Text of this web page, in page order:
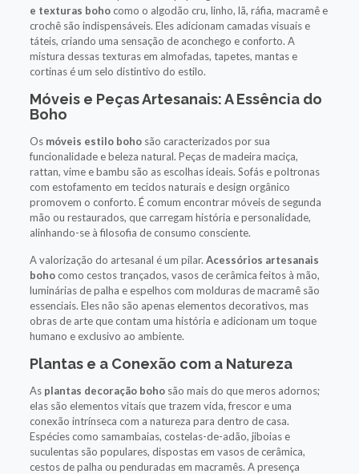
e texturas bohocomo o algodão cru, linho, lã, ráfia, macramê e
crochê são indispensáveis. Eles adicionam camadas visuais e
táteis, criando uma sensação de aconchego e conforto. A
mistura dessas texturas em almofadas, tapetes, mantas e
cortinas é um selo distintivo do estilo.
Móveis e Peças Artesanais: A Essência do
Boho
Os móveis estilo bohosão caracterizados por sua
funcionalidade e beleza natural. Peças de madeira maciça,
rattan, vime e bambu são as escolhas ideais. Sofás e poltronas
com estofamento em tecidos naturais e design orgânico
promovem o conforto. É comum encontrar móveis de segunda
mão ou restaurados, que carregam história e personalidade,
alinhando-se à filosofia de consumo consciente.
A valorização do artesanal é um pilar. Acessórios artesanais
bohocomo cestos trançados, vasos de cerâmica feitos à mão,
luminárias de palha e espelhos com molduras de macramê são
essenciais. Eles não são apenas elementos decorativos, mas
obras de arte que contam uma história e adicionam um toque
humano e exclusivo ao ambiente.
Plantas e a Conexão com a Natureza
As plantas decoração bohosão mais do que meros adornos;
elas são elementos vitais que trazem vida, frescor e uma
conexão intrínseca com a natureza para dentro de casa.
Espécies como samambaias, costelas-de-adão, jiboias e
suculentas são populares, dispostas em vasos de cerâmica,
cestos de palha ou penduradas em macramês. A presença